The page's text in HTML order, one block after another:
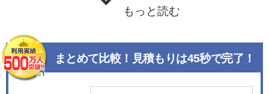
もっと読む
まとめて比較！見積もりは45秒で完了！